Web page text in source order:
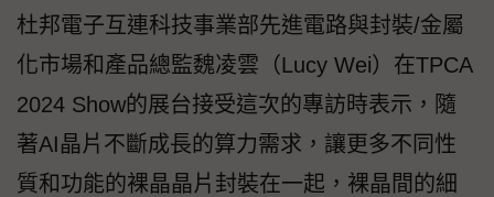
杜邦電子互連科技事業部先進電路與封裝/金屬
化市場和產品總監魏凌雲（Lucy Wei）在TPCA
2024 Show的展台接受這次的專訪時表示，隨
著AI晶片不斷成長的算力需求，讓更多不同性
質和功能的裸晶晶片封裝在一起，裸晶間的細